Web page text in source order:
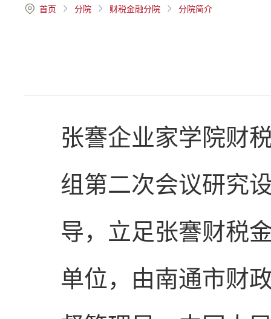
首页 分院 财税金融分院 分院简介
张謇企业家学院财
组第二次会议研究
导，立足张謇财税
单位，由南通市财